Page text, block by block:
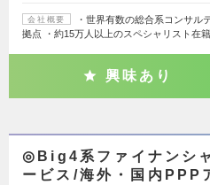
会社概要
・世界有数の総合系コンサル
拠点 ・約15万人以上のスペシャリスト在
興味あり
◎Big4系ファイナンシ
ービス/海外・国内PPP